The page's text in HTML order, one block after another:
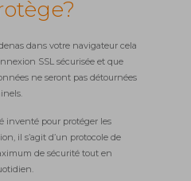
dans votre navigateur cela
SSL sécurisée et que
ne seront pas détournées
inventé pour protéger les
il s’agit d’un protocole de
de sécurité tout en